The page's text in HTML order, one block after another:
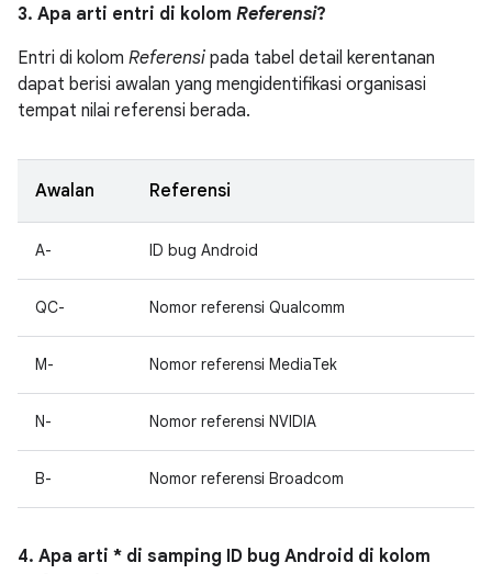
3. Apa arti entri di kolom Referensi?
Entri di kolom Referensi pada tabel detail kerentanan
dapat berisi awalan yang mengidentifikasi organisasi
tempat nilai referensi berada.
Awalan Referensi
A- ID bug Android
QC- Nomor referensi Qualcomm
M- Nomor referensi MediaTek
N- Nomor referensi NVIDIA
B- Nomor referensi Broadcom
4. Apa arti * di samping ID bug Android di kolom